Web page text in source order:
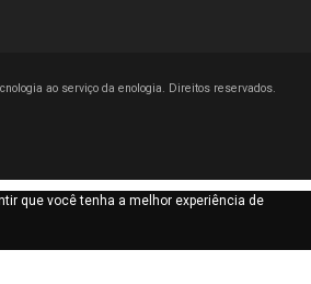
ao serviço da enologia. Direitos reservados.
que você tenha a melhor experiência de